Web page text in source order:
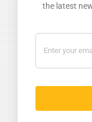
the latest